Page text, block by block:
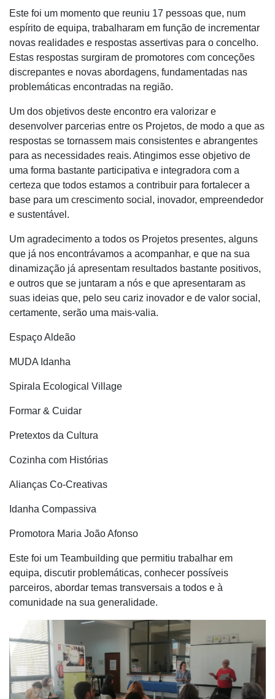
Este foi um momento que reuniu 17 pessoas que, num
espírito de equipa, trabalharam em função de incrementar
novas realidades e respostas assertivas para o concelho.
Estas respostas surgiram de promotores com conceções
discrepantes e novas abordagens, fundamentadas nas
problemáticas encontradas na região.
Um dos objetivos deste encontro era valorizar e
desenvolver parcerias entre os Projetos, de modo a que as
respostas se tornassem mais consistentes e abrangentes
para as necessidades reais. Atingimos esse objetivo de
uma forma bastante participativa e integradora com a
certeza que todos estamos a contribuir para fortalecer a
base para um crescimento social, inovador, empreendedor
e sustentável.
Um agradecimento a todos os Projetos presentes, alguns
que já nos encontrávamos a acompanhar, e que na sua
dinamização já apresentam resultados bastante positivos,
e outros que se juntaram a nós e que apresentaram as
suas ideias que, pelo seu cariz inovador e de valor social,
certamente, serão uma mais-valia.
Espaço Aldeão
MUDA Idanha
Spirala Ecological Village
Formar & Cuidar
Pretextos da Cultura
Cozinha com Histórias
Alianças Co-Creativas
Idanha Compassiva
Promotora Maria João Afonso
Este foi um Teambuilding que permitiu trabalhar em
equipa, discutir problemáticas, conhecer possíveis
parceiros, abordar temas transversais a todos e à
comunidade na sua generalidade.